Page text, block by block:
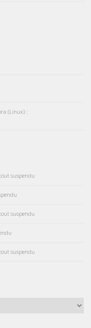
(Linux) :
suspendu
suspendu
suspendu